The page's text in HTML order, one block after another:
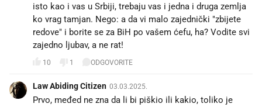
isto kao i vas u Srbiji, trebaju vas i jedna i druga zemlja
ko vrag tamjan. Nego: a da vi malo zajednički "zbijete
redove" i borite se za BiH po vašem ćefu, ha? Vodite svi
zajedno ljubav, a ne rat!
10 1 ODGOVORITE
Law Abiding Citizen 03.03.2025.
Prvo, međed ne zna da li bi piškio ili kakio, toliko je